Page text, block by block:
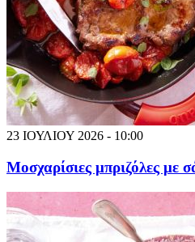
23 ΙΟΥΛΙΟΥ 2026 - 10:00
Μοσχαρίσιες μπριζόλες με